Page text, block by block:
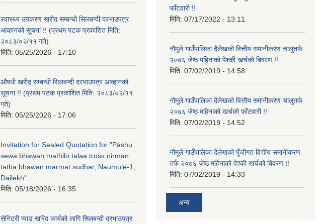
स्वास्थ्य उपकरण खरीद सम्बन्धी सिलबन्दी दरभाउपत्र
आव्हानको सूचना !! (प्रथम पटक प्रकाशित मिति:
२०८३/०२/११ गते)
मिति: 05/25/2026 - 17:10
औषधी खरीद सम्बन्धी सिलबन्दी दरभाउपत्र आव्हानको
सूचना !! (प्रथम पटक प्रकाशित मिति: २०८३/०२/११
गते)
मिति: 05/25/2026 - 17:06
Invitation for Sealed Quotation for "Pashu
sewa bhawan mathilo talaa truss nirman
tatha bhawan marmat sudhar, Naumule-1,
Dailekh"
मिति: 05/18/2026 - 16:35
सेनिटरी प्याड खरिद कार्यको लागि सिलबन्दी दरभाउपत्र
फाँटवारी !!
मिति: 07/17/2022 - 13:11
नौमूले गाउँपालिका दैलेखको वित्तीय समानीकरण चालुतर्फ
२०७६ जेष्ठ महिनाको पेश्की खर्चको बिवरण !!
मिति: 07/02/2019 - 14:58
नौमूले गाउँपालिका दैलेखको वित्तीय समानीकरण चालुतर्फ
२०७६ जेष्ठ महिनाको खर्चको फाँटवारी !!
मिति: 07/02/2019 - 14:52
नौमूले गाउँपालिका दैलेखको पुँजीगत वित्तीय समानीकरण
तर्फ २०७६ जेष्ठ महिनाको पेश्की खर्चको बिवरण !!
मिति: 07/02/2019 - 14:33
अन्य